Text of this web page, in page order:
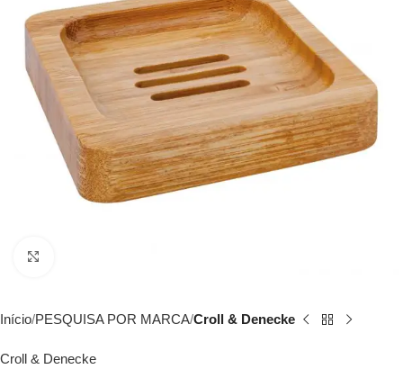
Início PESQUISA POR MARCA Croll & Denecke
Croll & Denecke